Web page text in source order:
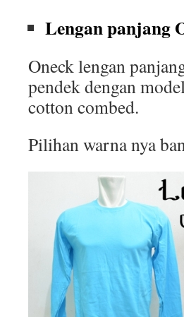
Lengan panjang
Oneck lengan
pendek dengan
cotton combed.
Pilihan warna nya